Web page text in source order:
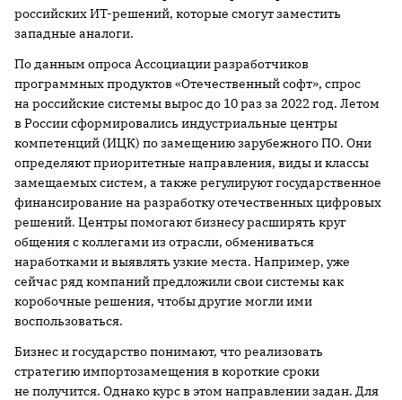
российских ИТ-решений, которые смогут заместить
западные аналоги.
По данным опроса Ассоциации разработчиков
программных продуктов «Отечественный софт», спрос
на российские системы вырос до 10 раз за 2022 год. Летом
в России сформировались индустриальные центры
компетенций (ИЦК) по замещению зарубежного ПО. Они
определяют приоритетные направления, виды и классы
замещаемых систем, а также регулируют государственное
финансирование на разработку отечественных цифровых
решений. Центры помогают бизнесу расширять круг
общения с коллегами из отрасли, обмениваться
наработками и выявлять узкие места. Например, уже
сейчас ряд компаний предложили свои системы как
коробочные решения, чтобы другие могли ими
воспользоваться.
Бизнес и государство понимают, что реализовать
стратегию импортозамещения в короткие сроки
не получится. Однако курс в этом направлении задан. Для